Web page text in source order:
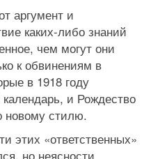
аргумент и
каких-либо знаний
чем могут они
к обвинениям в
в 1918 году
и Рождество
новому стилю.
этих «ответственных»
но неясности